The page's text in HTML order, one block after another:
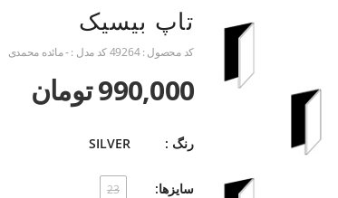
تاپ بیسیک
کد محصول :49264کد مدل :- مائده محمدی
990,000 تومان
رنگ : SILVER
سایزها: 23